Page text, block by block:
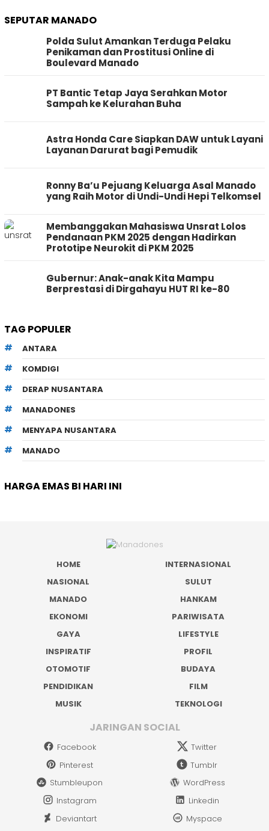
SEPUTAR MANADO
Polda Sulut Amankan Terduga Pelaku
Penikaman dan Prostitusi Online di
Boulevard Manado
PT Bantic Tetap Jaya Serahkan Motor
Sampah ke Kelurahan Buha
Astra Honda Care Siapkan DAW untuk Layani
Layanan Darurat bagi Pemudik
Ronny Ba’u Pejuang Keluarga Asal Manado
yang Raih Motor di Undi-Undi Hepi Telkomsel
Membanggakan Mahasiswa Unsrat Lolos
Pendanaan PKM 2025 dengan Hadirkan
Prototipe Neurokit di PKM 2025
Gubernur: Anak-anak Kita Mampu
Berprestasi di Dirgahayu HUT RI ke-80
TAG POPULER
ANTARA
KOMDIGI
DERAP NUSANTARA
MANADONES
MENYAPA NUSANTARA
MANADO
HARGA EMAS BI HARI INI
HOME
INTERNASIONAL
NASIONAL
SULUT
MANADO
HANKAM
EKONOMI
PARIWISATA
GAYA
LIFESTYLE
INSPIRATIF
PROFIL
OTOMOTIF
BUDAYA
PENDIDIKAN
FILM
MUSIK
TEKNOLOGI
JARINGAN SOCIAL
Facebook
Twitter
Pinterest
Tumblr
Stumbleupon
WordPress
Instagram
Linkedin
Deviantart
Myspace